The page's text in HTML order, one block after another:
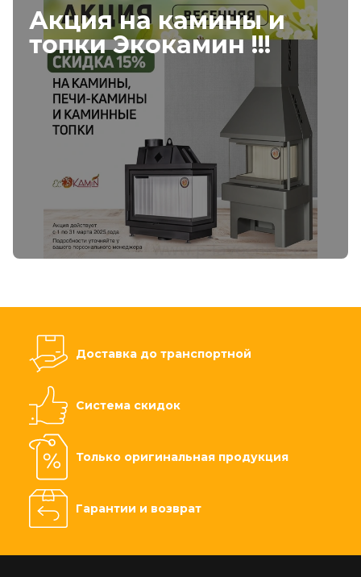
Акция на камины и
топки Экокамин !!!
Доставка до транспортной
Система скидок
Только оригинальная продукция
Гарантии и возврат